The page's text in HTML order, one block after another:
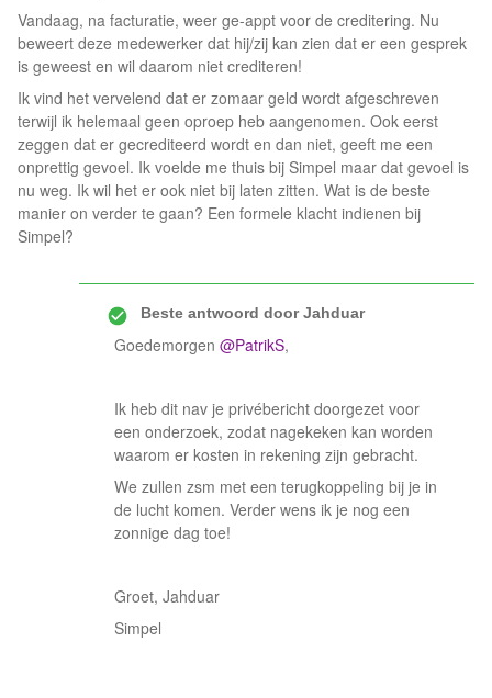
Vandaag, na facturatie, weer ge-appt voor de creditering. Nu
beweert deze medewerker dat hij/zij kan zien dat er een gesprek
is geweest en wil daarom niet crediteren!
Ik vind het vervelend dat er zomaar geld wordt afgeschreven
terwijl ik helemaal geen oproep heb aangenomen. Ook eerst
zeggen dat er gecrediteerd wordt en dan niet, geeft me een
onprettig gevoel. Ik voelde me thuis bij Simpel maar dat gevoel is
nu weg. Ik wil het er ook niet bij laten zitten. Wat is de beste
manier on verder te gaan? Een formele klacht indienen bij
Simpel?
Beste antwoord doorJahduar
Goedemorgen @PatrikS,
Ik heb dit nav je privébericht doorgezet voor
een onderzoek, zodat nagekeken kan worden
waarom er kosten in rekening zijn gebracht.
We zullen zsm met een terugkoppeling bij je in
de lucht komen. Verder wens ik je nog een
zonnige dag toe!
Groet, Jahduar
Simpel